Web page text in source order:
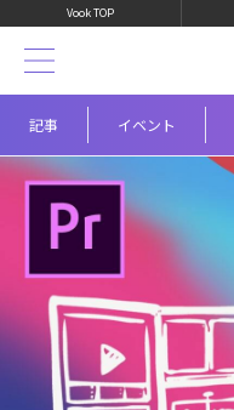
Vook TOP
記事 イベント